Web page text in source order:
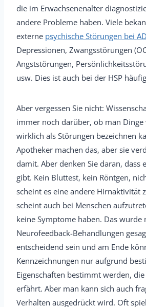
die im Erwachsenenalter
andere Probleme haben. Viele
externe psychische Störungen bei
Depressionen, Zwangsstörungen
Angststörungen,
usw. Dies ist auch bei der HSP
Aber vergessen Sie nicht:
immer noch darüber, ob man Dinge
wirklich als Störungen bezeichnen
Apotheker machen das, aber sie
damit. Aber denken Sie daran, dass
gibt. Kein Bluttest, kein Röntgen,
scheint es eine andere Hirnaktivität
scheint auch bei Menschen
keine Symptome haben. Das wurde
Neurofeedback-Behandlungen
entscheidend sein und am Ende
Kennzeichnungen nur aufgrund
Eigenschaften bestimmt werden,
erfährt. Aber man kann sich auch
Verhalten ausgedrückt wird. Oft